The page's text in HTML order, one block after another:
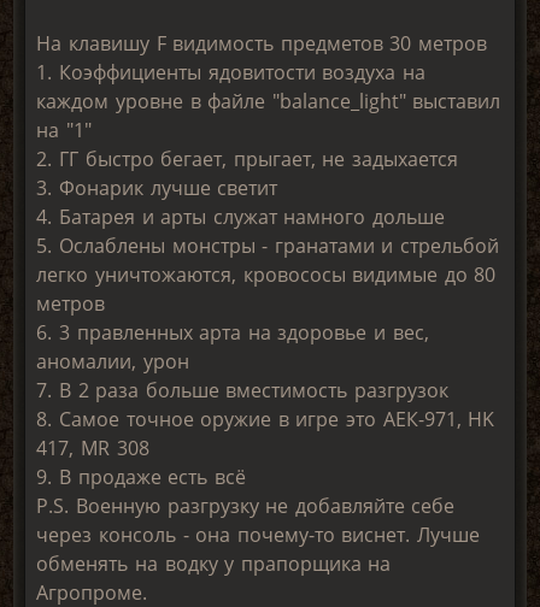
На клавишу F видимость предметов 30 метров
1. Коэффициенты ядовитости воздуха на
каждом уровне в файле "balance_light" выставил
на "1"
2. ГГ быстро бегает, прыгает, не задыхается
3. Фонарик лучше светит
4. Батарея и арты служат намного дольше
5. Ослаблены монстры - гранатами и стрельбой
легко уничтожаются, кровососы видимые до 80
метров
6. 3 правленных арта на здоровье и вес,
аномалии, урон
7. В 2 раза больше вместимость разгрузок
8. Самое точное оружие в игре это АЕК-971, HK
417, MR 308
9. В продаже есть всё
P.S. Военную разгрузку не добавляйте себе
через консоль - она почему-то виснет. Лучше
обменять на водку у прапорщика на
Агропроме.